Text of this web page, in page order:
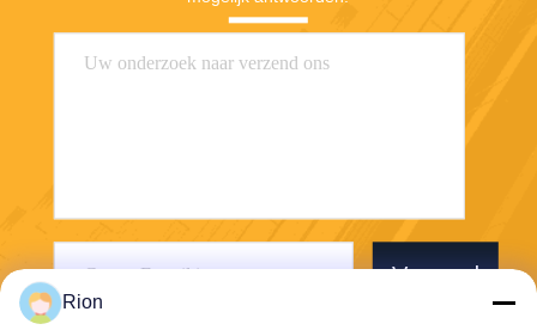
Verzend
Rion